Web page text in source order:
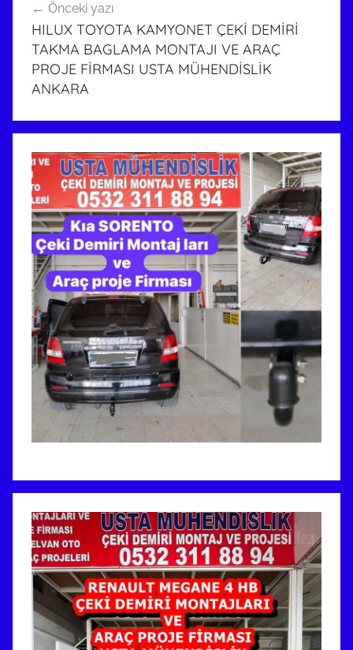
gezinmesi
Önceki yazı
HILUX TOYOTA KAMYONET ÇEKİ DEMİRİ
TAKMA BAGLAMA MONTAJI VE ARAÇ
PROJE FİRMASI USTA MÜHENDİSLİK
ANKARA